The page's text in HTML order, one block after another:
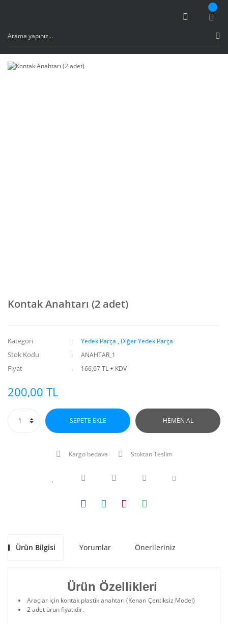
Kontak Anahtarı (2 adet)
Kategori Yedek Parça , Diğer Yedek Parça
Stok Kodu ANAHTAR_1
Fiyat 166,67 TL + KDV
200,00 TL
SEPETE EKLE HEMEN AL
Kargo bedava Stoktan Teslim
Ürün Bilgisi Yorumlar Önerileriniz
Ürün Özellikleri
Araçlar için kontak plastik anahtarı (Kenarı Çentiksiz Model)
2 adet ürün fiyatıdır.